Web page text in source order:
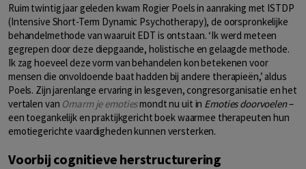
Ruim twintig jaar geleden kwam Rogier Poels in aanraking met ISTDP
(Intensive Short-Term Dynamic Psychotherapy), de oorspronkelijke
behandelmethode van waaruit EDT is ontstaan. ‘Ik werd meteen
gegrepen door deze diepgaande, holistische en gelaagde methode.
Ik zag hoeveel deze vorm van behandelen kon betekenen voor
mensen die onvoldoende baat hadden bij andere therapieën,’ aldus
Poels. Zijn jarenlange ervaring in lesgeven, congresorganisatie en het
vertalen van Omarm je emotiesmondt nu uit in Emoties doorvoelen–
een toegankelijk en praktijkgericht boek waarmee therapeuten hun
emotiegerichte vaardigheden kunnen versterken.
Voorbij cognitieve herstructurering